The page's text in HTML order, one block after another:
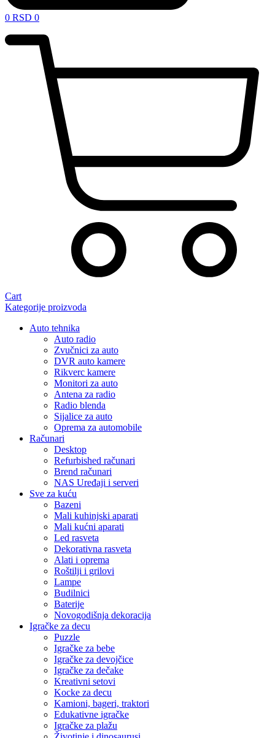
0 RSD 0
Cart
Kategorije proizvoda
Auto tehnika
Auto radio
Zvučnici za auto
DVR auto kamere
Rikverc kamere
Monitori za auto
Antena za radio
Radio blenda
Sijalice za auto
Oprema za automobile
Računari
Desktop
Refurbished računari
Brend računari
NAS Uređaji i serveri
Sve za kuću
Bazeni
Mali kuhinjski aparati
Mali kućni aparati
Led rasveta
Dekorativna rasveta
Alati i oprema
Roštilji i grilovi
Lampe
Budilnici
Baterije
Novogodišnja dekoracija
Igračke za decu
Puzzle
Igračke za bebe
Igračke za devojčice
Igračke za dečake
Kreativni setovi
Kocke za decu
Kamioni, bageri, traktori
Edukativne igračke
Igračke za plažu